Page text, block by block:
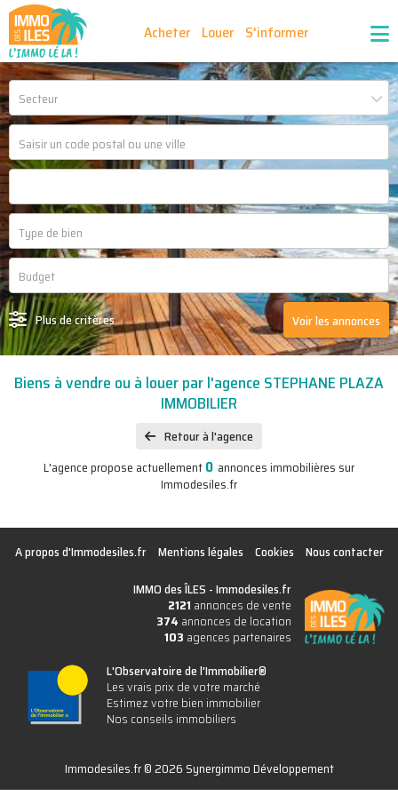
Acheter Louer S'informer
Nos outils Ma sélection d'annonces
Recrutement Partenaires
Secteur
Plus de critères Voir les annonces
Biens à vendre ou à louer par l'agence STEPHANE PLAZA
IMMOBILIER
Retour à l'agence
L'agence propose actuellement0 annonces immobilières sur
Immodesiles.fr
A propos d'Immodesiles.fr Mentions légales Cookies
Nous contacter
IMMO des ÎLES -Immodesiles.fr
2121 annonces de vente
374 annonces de location
103 agences partenaires
L'Observatoire de l'Immobilier®
Les vrais prix de votre marché
Estimez votre bien immobilier
Nos conseils immobiliers
Immodesiles.fr © 2026 Synergimmo Développement